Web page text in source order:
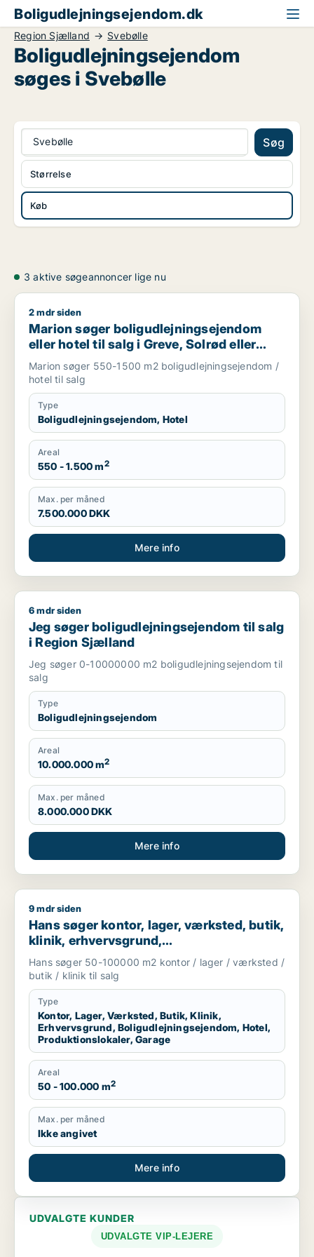
Boligudlejningsejendom.dk
Region Sjælland Svebølle
Boligudlejningsejendom
søges i Svebølle
Svebølle Søg
Køb
Størrelse
3 aktive søgeannoncer lige nu
Marion søger boligudlejningsejendom eller hotel til salg i
2 mdr siden
Marion søger boligudlejningsejendom
eller hotel til salg i Greve, Solrød eller
Roskilde m.fl.
Marion søger 550-1500 m2 boligudlejningsejendom /
hotel til salg
Type
Boligudlejningsejendom, Hotel
Areal
550 - 1.500 m2
Max. per måned
7.500.000 DKK
Mere info
Jeg søger boligudlejningsejendom til salg i Region Sjælland
6 mdr siden
Jeg søger boligudlejningsejendom til salg
i Region Sjælland
Jeg søger 0-10000000 m2 boligudlejningsejendom til
salg
Type
Boligudlejningsejendom
Areal
10.000.000 m2
Max. per måned
8.000.000 DKK
Mere info
Hans søger kontor, lager, værksted, butik, klinik,
9 mdr siden
Hans søger kontor, lager, værksted, butik,
klinik, erhvervsgrund,
boligudlejningsejendom, hotel,
produktionslokaler eller garage til salg i
Region Sjælland
Hans søger 50-100000 m2 kontor / lager / værksted /
butik / klinik til salg
Type
Kontor, Lager, Værksted, Butik, Klinik,
Erhvervsgrund, Boligudlejningsejendom, Hotel,
Produktionslokaler, Garage
Areal
50 - 100.000 m2
Max. per måned
Ikke angivet
Mere info
UDVALGTE KUNDER
UDVALGTE VIP-LEJERE